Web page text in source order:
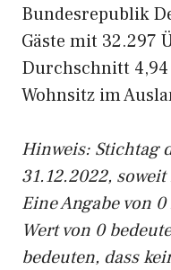
Bundesrepublik
Gäste mit 32.297
Durchschnitt
Wohnsitz im
Hinweis: Stichtag
31.12.2022,
Eine Angabe von
Wert von 0
bedeuten, dass